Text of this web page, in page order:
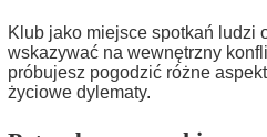
Klub jako miejsce spotkań ludzi
wskazywać na wewnętrzny
próbujesz pogodzić różne
życiowe dylematy.